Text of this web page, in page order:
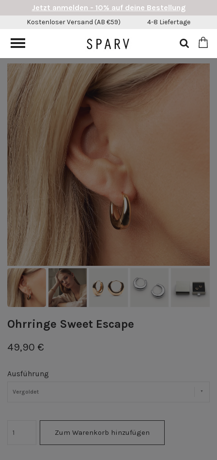
Ohrringe Sweet Escape
49,90 €
Ausführung
Vergoldet
Zum Warenkorb hinzufügen
Jetzt anmelden - 10% auf deine Bestellung
Kostenloser Versand (AB €59) 4-8 Liefertage